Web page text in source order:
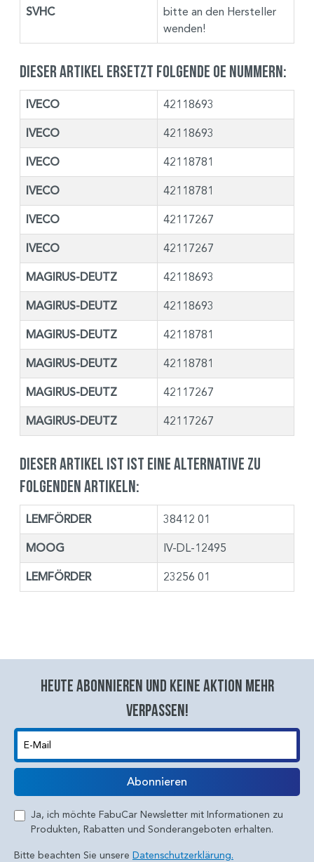
SVHC
bitte an den Hersteller
wenden!
Dieser Artikel ersetzt folgende OE Nummern:
IVECO 42118693
IVECO 42118693
IVECO 42118781
IVECO 42118781
IVECO 42117267
IVECO 42117267
MAGIRUS-DEUTZ 42118693
MAGIRUS-DEUTZ 42118693
MAGIRUS-DEUTZ 42118781
MAGIRUS-DEUTZ 42118781
MAGIRUS-DEUTZ 42117267
MAGIRUS-DEUTZ 42117267
Dieser Artikel ist ist eine Alternative zu
folgenden Artikeln:
LEMFÖRDER 38412 01
MOOG IV-DL-12495
LEMFÖRDER 23256 01
Heute abonnieren und keine aktion mehr
verpassen!
E-Mail
Abonnieren
Ja, ich möchte FabuCar Newsletter mit Informationen zu
Produkten, Rabatten und Sonderangeboten erhalten.
Bitte beachten Sie unsere Datenschutzerklärung.